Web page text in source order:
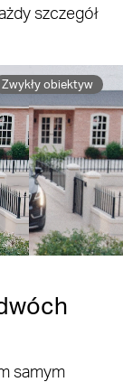
szczegół
Pause
Pause
Zwykły obiektyw
samym